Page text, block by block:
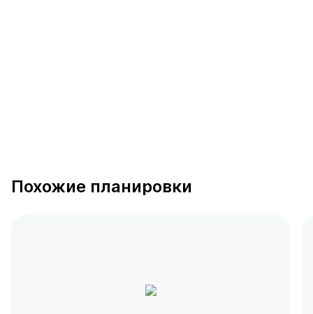
Похожие планировки